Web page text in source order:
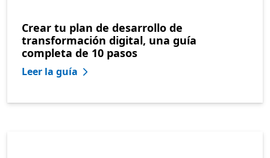
Crear tu plan de desarrollo de
transformación digital, una guía
completa de 10 pasos
Leer la guía